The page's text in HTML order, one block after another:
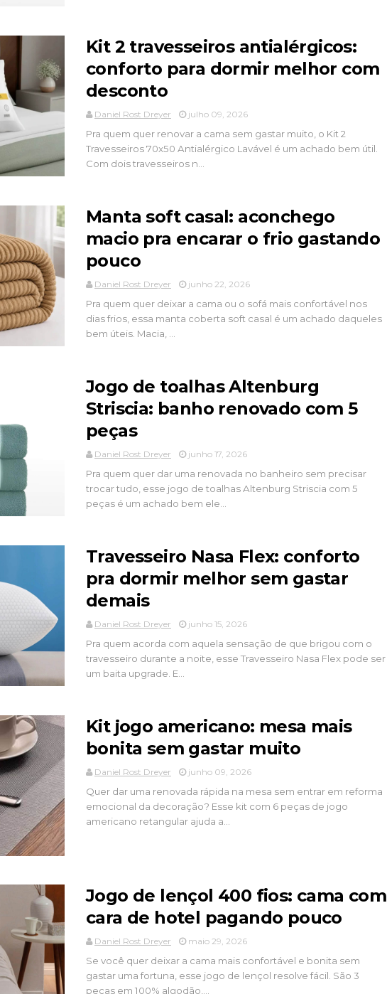
Kit 2 travesseiros antialérgicos:
conforto para dormir melhor com
desconto
Daniel Rost Dreyer julho 09, 2026
Pra quem quer renovar a cama sem gastar muito, o Kit 2
Travesseiros 70x50 Antialérgico Lavável é um achado bem útil.
Com dois travesseiros n...
Manta soft casal: aconchego
macio pra encarar o frio gastando
pouco
Daniel Rost Dreyer junho 22, 2026
Pra quem quer deixar a cama ou o sofá mais confortável nos
dias frios, essa manta coberta soft casal é um achado daqueles
bem úteis. Macia, ...
Jogo de toalhas Altenburg
Striscia: banho renovado com 5
peças
Daniel Rost Dreyer junho 17, 2026
Pra quem quer dar uma renovada no banheiro sem precisar
trocar tudo, esse jogo de toalhas Altenburg Striscia com 5
peças é um achado bem ele...
Travesseiro Nasa Flex: conforto
pra dormir melhor sem gastar
demais
Daniel Rost Dreyer junho 15, 2026
Pra quem acorda com aquela sensação de que brigou com o
travesseiro durante a noite, esse Travesseiro Nasa Flex pode ser
um baita upgrade. E...
Kit jogo americano: mesa mais
bonita sem gastar muito
Daniel Rost Dreyer junho 09, 2026
Quer dar uma renovada rápida na mesa sem entrar em reforma
emocional da decoração? Esse kit com 6 peças de jogo
americano retangular ajuda a...
Jogo de lençol 400 fios: cama com
cara de hotel pagando pouco
Daniel Rost Dreyer maio 29, 2026
Se você quer deixar a cama mais confortável e bonita sem
gastar uma fortuna, esse jogo de lençol resolve fácil. São 3
peças em 100% algodão,...